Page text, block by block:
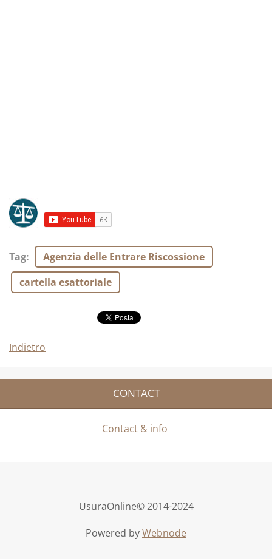
Tag:
Agenzia delle Entrare Riscossione
cartella esattoriale
Indietro
CONTACT
Contact & info
UsuraOnline© 2014-2024
Powered byWebnode